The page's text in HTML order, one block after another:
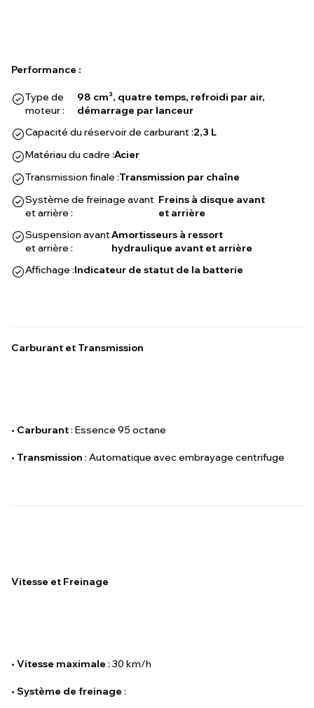
Performance :
Type de
moteur :
98 cm³, quatre temps, refroidi par air,
démarrage par lanceur
Capacité du réservoir de carburant :2,3 L
Matériau du cadre :Acier
Transmission finale :Transmission par chaîne
Système de freinage avant
et arrière :
Freins à disque avant
et arrière
Suspension avant
et arrière :
Amortisseurs à ressort
hydraulique avant et arrière
Affichage :Indicateur de statut de la batterie
Carburant et Transmission
• Carburant: Essence 95 octane
• Transmission : Automatique avec embrayage centrifuge
Vitesse et Freinage
• Vitesse maximale : 30 km/h
• Système de freinage :